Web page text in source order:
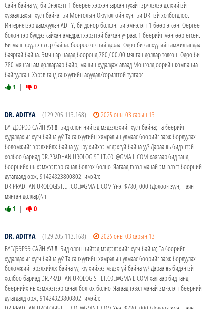
Сайн байна уу, би Энэтхэгт 1 бөөрөө хэрхэн зарсан тухай гэрчлэлээ дэлхийтэй
хуваалцахыг хүсч байна. Би Монголын Оюутолгойн хүн. Би DR-тэй холбогдлоо.
Интернетээр дамжуулан ADITY, би донор болсон. Би эмнэлэгт 1 бөөр өгсөн. Өөртөө
болон гэр бүлдээ сайхан амьдрал хэрэгтэй байсан учраас 1 бөөрийг мөнгөөр өгсөн.
Би маш эрүүл хэвээр байна. бөөрөө өгсний дараа. Одоо би санхүүгийн амжилтандаа
баяртай байна. Эмч нар надад бөөрөнд 780,000.00 мянган доллар төлсөн. Одоо би
780 мянган ам.доллараар байр, машин худалдаж аваад Монголд өөрийн компаниа
байгуулсан. Хэрэв танд санхүүгийн асуудал/сорилттой тулгарс
1 | 0
DR. ADITYA (129.205.113.168)
2025 оны 03 сарын 13
БҮГДЭЭРЭЭ САЙН УУ!!!!! Бид олон нийтэд мэдээлэхийг хүсч байна; Та бөөрийг
худалдахыг хүсч байна уу? Та санхүүгийн хямралын улмаас бөөрийг зарж борлуулах
боломжийг эрэлхийлж байна уу, юу хийхээ мэдэхгүй байна уу? Дараа нь бидэнтэй
холбоо бариад DR.PRADHAN.UROLOGIST.LT.COL@GMAIL.COM хаягаар бид танд
бөөрнийх нь хэмжээгээр санал болгох болно. Яагаад гэвэл манай эмнэлэгт бөөрний
дутагдалд орж, 91424323800802. имэйл:
DR.PRADHAN.UROLOGIST.LT.COL@GMAIL.COM Yнэ: $780, 000 (Долоон зуун, Наян
мянган доллар)\n
1 | 0
DR. ADITYA (129.205.113.168)
2025 оны 03 сарын 13
БҮГДЭЭРЭЭ САЙН УУ!!!!! Бид олон нийтэд мэдээлэхийг хүсч байна; Та бөөрийг
худалдахыг хүсч байна уу? Та санхүүгийн хямралын улмаас бөөрийг зарж борлуулах
боломжийг эрэлхийлж байна уу, юу хийхээ мэдэхгүй байна уу? Дараа нь бидэнтэй
холбоо бариад DR.PRADHAN.UROLOGIST.LT.COL@GMAIL.COM хаягаар бид танд
бөөрнийх нь хэмжээгээр санал болгох болно. Яагаад гэвэл манай эмнэлэгт бөөрний
дутагдалд орж, 91424323800802. имэйл: